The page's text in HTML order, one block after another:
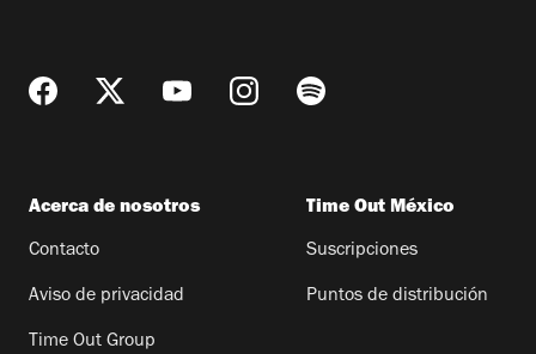
Acerca de nosotros
Contacto
Aviso de privacidad
Time Out Group
Time Out México
Suscripciones
Puntos de distribución